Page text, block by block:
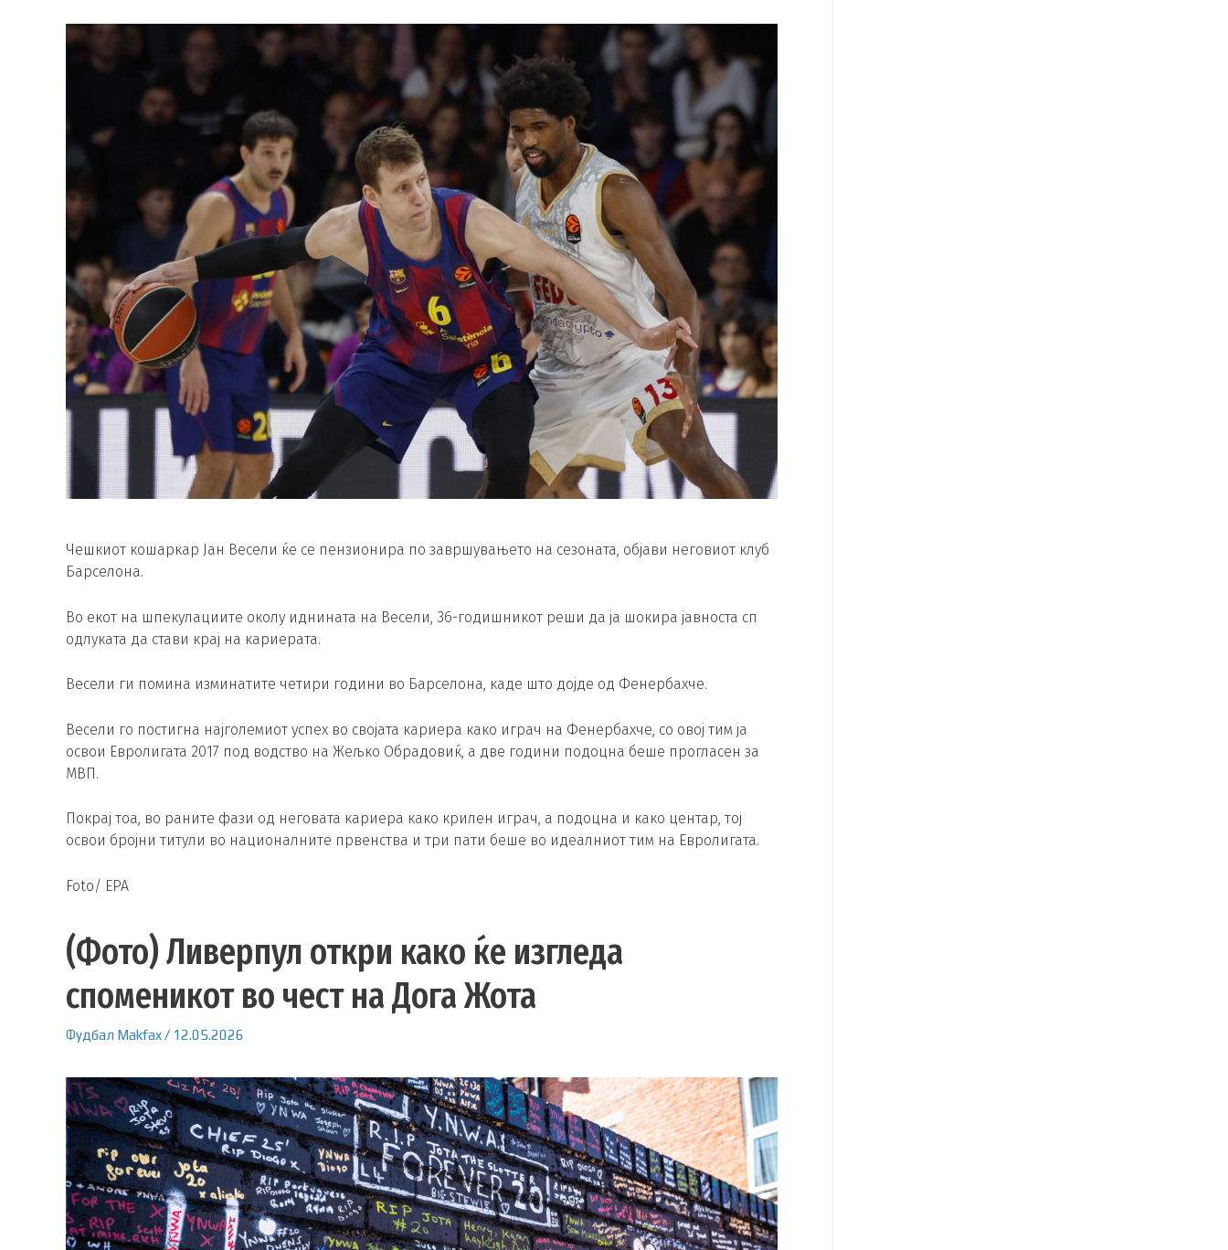
Чешкиот кошаркар Јан Весели ќе се пензионира по завршувањето на сезоната, објави неговиот клуб
Барселона.
Во екот на шпекулациите околу иднината на Весели, 36-годишникот реши да ја шокира јавноста сп
одлуката да стави крај на кариерата.
Весели ги помина изминатите четири години во Барселона, каде што дојде од Фенербахче.
Весели го постигна најголемиот успех во својата кариера како играч на Фенербахче, со овој тим ја
освои Евролигата 2017 под водство на Жељко Обрадовиќ, а две години подоцна беше прогласен за
МВП.
Покрај тоа, во раните фази од неговата кариера како крилен играч, а подоцна и како центар, тој
освои бројни титули во националните првенства и три пати беше во идеалниот тим на Евролигата.
Foto/ EPA
(Фото) Ливерпул откри како ќе изгледа
споменикот во чест на Дога Жота
Фудбал Makfax/ 12.05.2026